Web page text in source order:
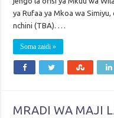
ya Rufaa ya Mkoa wa
nchini (TBA). …
Soma zaidi »
MRADI WA MAJI